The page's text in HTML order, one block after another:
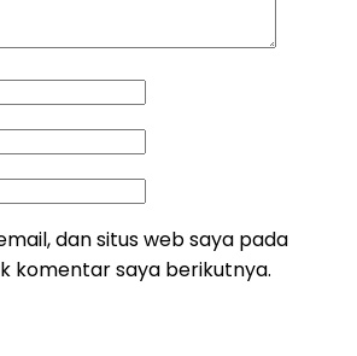
dan situs web saya pada
komentar saya berikutnya.